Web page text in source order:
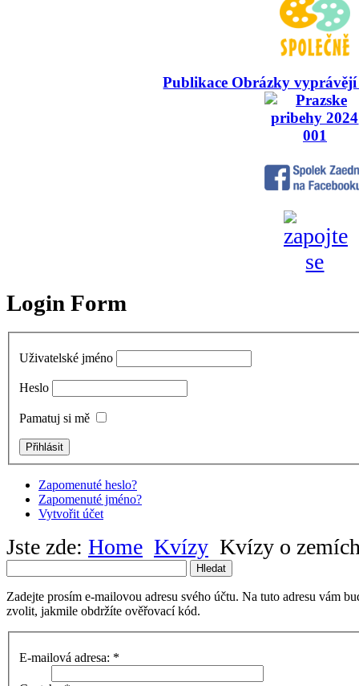
Publikace Obrázky
Login Form
Uživatelské jméno
Heslo
Pamatuj si mě
Zapomenuté heslo?
Zapomenuté jméno?
Vytvořit účet
Jste zde: Home Kvízy Kvízy o
Hledat
Zadejte prosím e-mailovou adresu svého účtu. Na tuto adresu vám
zvolit, jakmile obdržíte ověřovací kód.
E-mailová adresa: *